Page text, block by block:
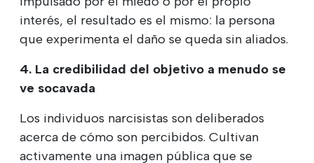
interés, el resultado es el mismo: la persona
que experimenta el daño se queda sin aliados.
4. La credibilidad del objetivo a menudo se
ve socavada
Los individuos narcisistas son deliberados
acerca de cómo son percibidos. Cultivan
activamente una imagen pública que se